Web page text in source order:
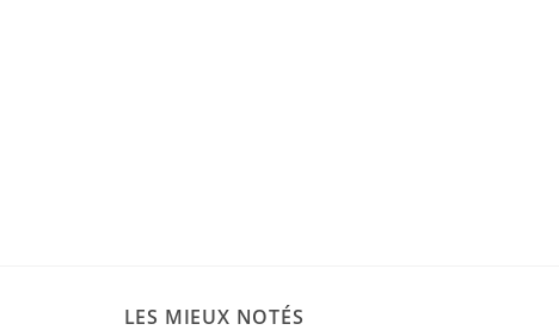
LES MIEUX NOTÉS